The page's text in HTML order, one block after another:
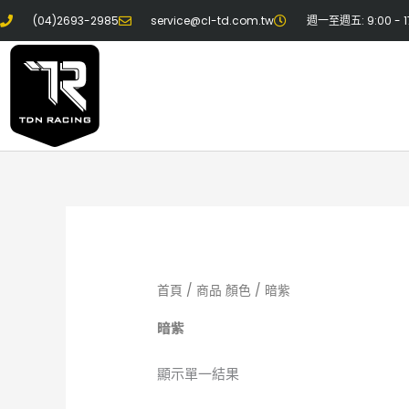
跳
容
(04)2693-2985 service@cl-td.com.tw 週一至週五: 9:00 -
首頁 / 商品 顏色 / 暗紫
暗紫
顯示單一結果